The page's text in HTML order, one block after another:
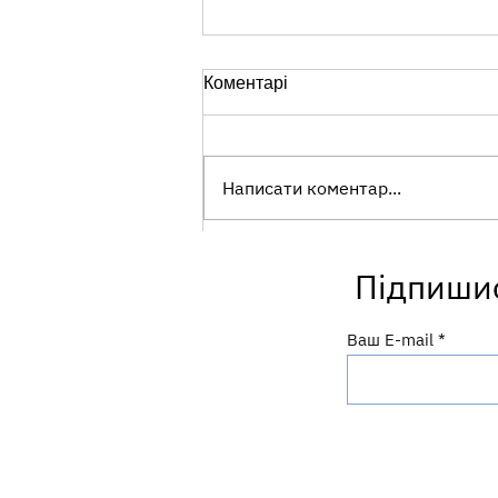
захист від інфекцій!
Коментарі
Написати коментар...
Ваш E-mail